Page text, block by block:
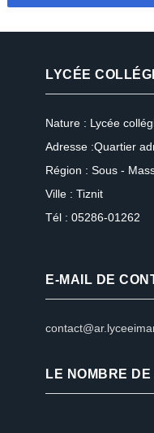
LYCÉE
Nature : Lycée
Adresse :Quartier
Région : Sous -
Ville : Tiznit
Tél : 05286-01262
E-MAIL DE
LE NOMBRE